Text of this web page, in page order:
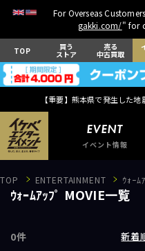
For Overseas
gakki.com/" for
TOP 買う
ストア
売る
中古買取
【重要】熊本県で発生した
EVENT
イベント情報
イベント情報
TOP ENTERTAINMENT ｳｫｰﾑ
ｳｫｰﾑｱｯﾌﾟ MOVIE一覧
0件 新着